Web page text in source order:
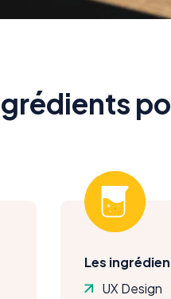
Les
UX Design